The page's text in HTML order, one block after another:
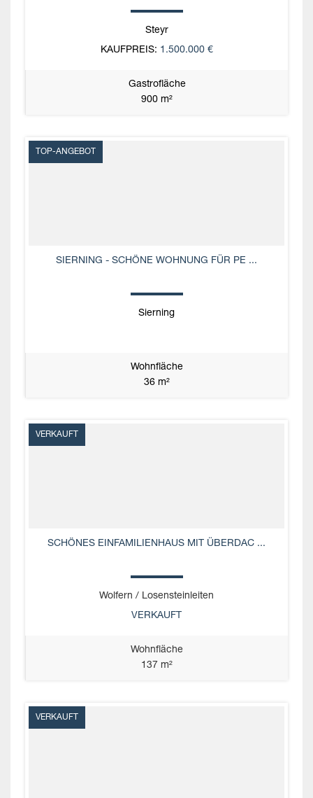
Steyr
KAUFPREIS: 1.500.000 €
Gastrofläche
900 m²
TOP-ANGEBOT
SIERNING - SCHÖNE WOHNUNG FÜR PE ...
Sierning
Wohnfläche
36 m²
VERKAUFT
SCHÖNES EINFAMILIENHAUS MIT ÜBERDAC ...
Wolfern / Losensteinleiten
VERKAUFT
Wohnfläche
137 m²
VERKAUFT